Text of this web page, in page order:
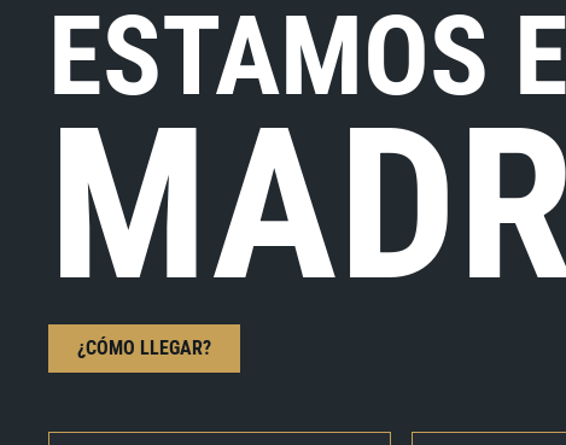
ESTAMOS
¿CÓMO LLEGAR?